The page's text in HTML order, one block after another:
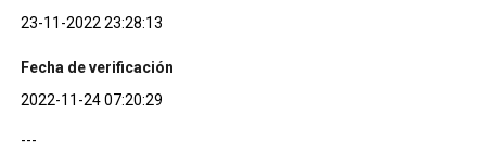
23-11-2022 23:28:13
Fecha de verificación
2022-11-24 07:20:29
---